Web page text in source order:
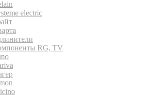
electric
RG, TV